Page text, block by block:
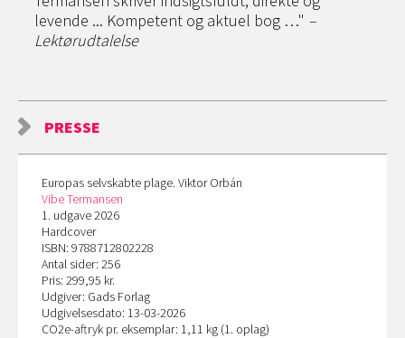
levende ... Kompetent og aktuel bog …" –
Lektørudtalelse
PRESSE
Europas selvskabte plage. Viktor Orbán
Vibe Termansen
1. udgave 2026
Hardcover
ISBN: 9788712802228
Antal sider: 256
Pris: 299,95 kr.
Udgiver: Gads Forlag
Udgivelsesdato: 13-03-2026
CO2e-aftryk pr. eksemplar: 1,11 kg (1. oplag)